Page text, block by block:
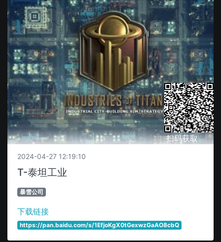
扫码获取
2024-04-27 12:19:10
T-泰坦工业
暴雪公司
下载链接
https://pan.baidu.com/s/1EfjoKgX0tGexwzGaAO8cbQ